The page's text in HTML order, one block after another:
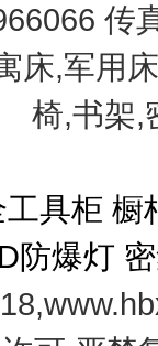
传
床,军用
椅,书架,
工具柜 橱
防爆灯